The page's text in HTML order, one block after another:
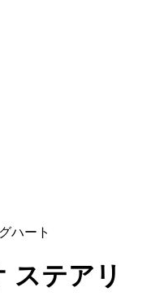
ハート
ステアリ